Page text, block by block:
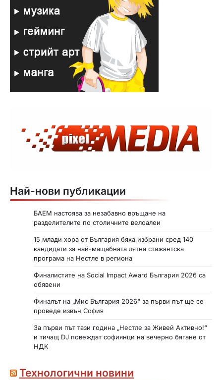
Най-нови публикации
БАЕМ настоява за незабавно връщане на
разделителите по столичните велоалеи
15 млади хора от България бяха избрани сред 140
кандидати за най-мащабната лятна стажантска
програма на Нестле в региона
Финалистите на Social Impact Award България 2026 са
обявени
Финалът на „Мис България 2026“ за първи път ще се
проведе извън София
За първи път тази година „Нестле за Живей Активно!“
и тичащ DJ повеждат софиянци на вечерно бягане от
НДК
Технологични новини